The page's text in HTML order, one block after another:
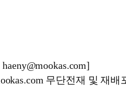
무단전재 및 재배